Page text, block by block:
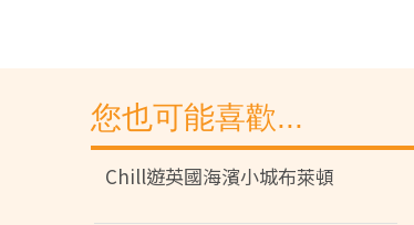
您也可能喜歡...
Chill遊英國海濱小城布萊頓